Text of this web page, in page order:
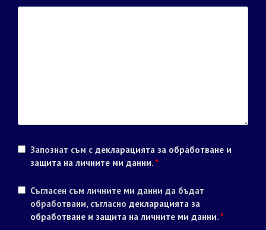
Запознат съм с декларацията за обработване и
защита на личните ми данни. *
Съгласен съм личните ми данни да бъдат
обработвани, съгласно декларацията за
обработване и защита на личните ми данни. *